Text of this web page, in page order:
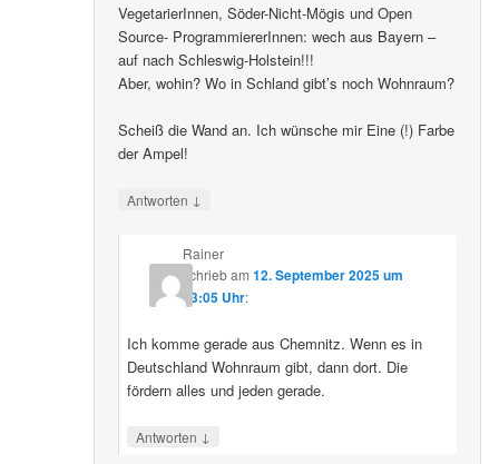
VegetarierInnen, Söder-Nicht-Mögis und Open
Source- ProgrammiererInnen: wech aus Bayern –
auf nach Schleswig-Holstein!!!
Aber, wohin? Wo in Schland gibt’s noch Wohnraum?
Scheiß die Wand an. Ich wünsche mir Eine (!) Farbe
der Ampel!
Antworten ↓
Rainer
schriebam 12. September 2025 um
23:05 Uhr:
Ich komme gerade aus Chemnitz. Wenn es in
Deutschland Wohnraum gibt, dann dort. Die
fördern alles und jeden gerade.
Antworten ↓